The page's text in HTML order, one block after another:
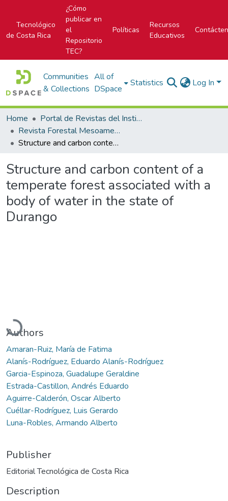
Tecnológico
de Costa Rica
¿Cómo
publicar en
el
Repositorio
TEC?
Políticas
Recursos
Educativos
Communities
& Collections
All of
DSpace
Statistics Log In
Home
Portal de Revistas del Instituto Tecnológico de Costa Rica
Revista Forestal Mesoamericana Kurú
Structure and carbon content of a temperate forest associated with a body of water in the state of Durango
Structure and carbon content of a
temperate forest associated with a
body of water in the state of
Durango
Loading...
Authors
Amaran-Ruiz, María de Fatima
Alanís-Rodríguez, Eduardo Alanís-Rodríguez
Garcia-Espinoza, Guadalupe Geraldine
Estrada-Castillon, Andrés Eduardo
Aguirre-Calderón, Oscar Alberto
Cuéllar-Rodríguez, Luis Gerardo
Luna-Robles, Armando Alberto
Publisher
Editorial Tecnológica de Costa Rica
Description